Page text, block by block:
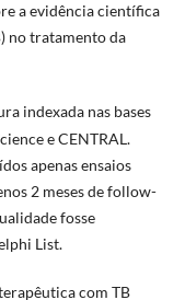
a evidência científica
no tratamento da
indexada nas bases
e CENTRAL.
apenas ensaios
2 meses de follow-
fosse
List.
com TB